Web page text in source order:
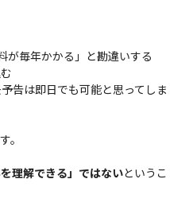
が毎年かかる」と勘違いする
告は即日でも可能と思ってしま
。
理解できる」ではないというこ